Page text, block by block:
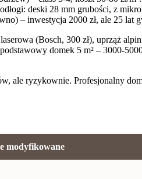
deski 28 mm grubości, z
– inwestycja 2000 zł, ale 25 lat
(Bosch, 300 zł), uprząż
domek 5 m² – 3000-
ale ryzykownie. Profesjonalny
modyfikowane